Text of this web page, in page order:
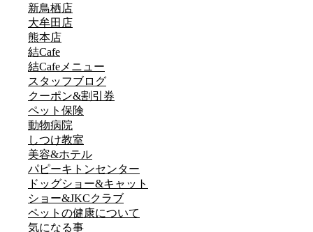
新鳥栖店
大牟田店
熊本店
結Cafe
結Cafeメニュー
スタッフブログ
クーポン&割引券
ペット保険
動物病院
しつけ教室
美容&ホテル
パピーキトンセンター
ドッグショー&キャット
ショー&JKCクラブ
ペットの健康について
気になる事